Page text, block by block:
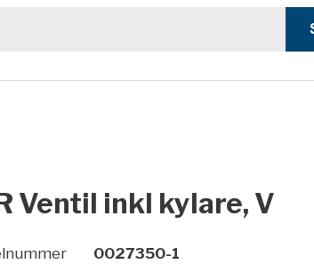
Ventil inkl kylare, V
0027350-1